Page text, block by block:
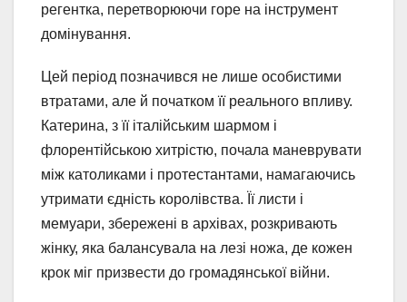
регентка, перетворюючи горе на інструмент
домінування.
Цей період позначився не лише особистими
втратами, але й початком її реального впливу.
Катерина, з її італійським шармом і
флорентійською хитрістю, почала маневрувати
між католиками і протестантами, намагаючись
утримати єдність королівства. Її листи і
мемуари, збережені в архівах, розкривають
жінку, яка балансувала на лезі ножа, де кожен
крок міг призвести до громадянської війни.